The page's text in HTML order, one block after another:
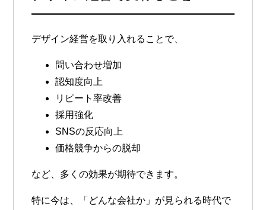
デザイン経営を取り入れることで、
問い合わせ増加
認知度向上
リピート率改善
採用強化
SNSの反応向上
価格競争からの脱却
など、多くの効果が期待できます。
特に今は、「どんな会社か」が見られる時代で